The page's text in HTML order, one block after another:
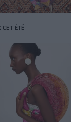
CET ÉTÉ